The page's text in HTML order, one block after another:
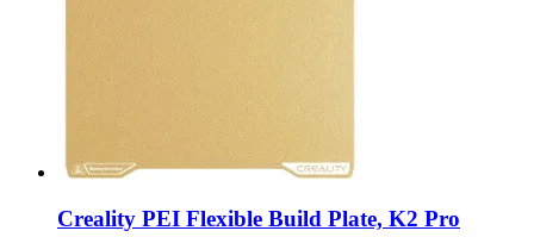
Creality PEI Flexible Build Plate, K2 Pro